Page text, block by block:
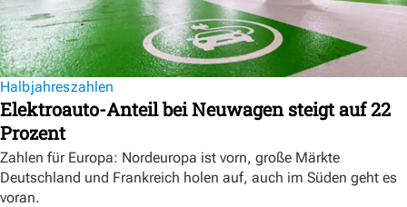
Halbjahreszahlen
Elektroauto-Anteil bei Neuwagen steigt auf 22
Prozent
Zahlen für Europa: Nordeuropa ist vorn, große Märkte
Deutschland und Frankreich holen auf, auch im Süden geht es
voran.